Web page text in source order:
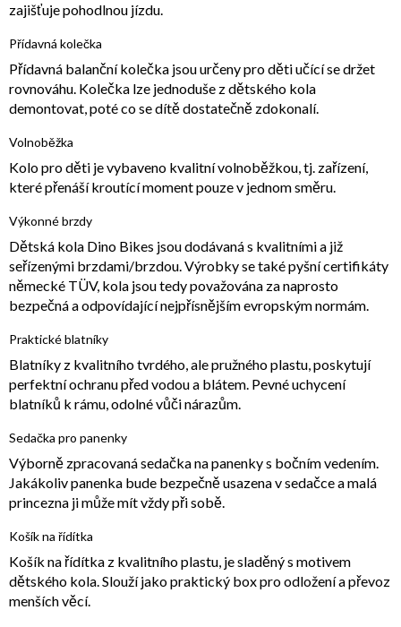
zajišťuje pohodlnou jízdu.
Přídavná kolečka
Přídavná balanční kolečka jsou určeny pro děti učící se držet
rovnováhu. Kolečka lze jednoduše z dětského kola
demontovat, poté co se dítě dostatečně zdokonalí.
Volnoběžka
Kolo pro děti je vybaveno kvalitní volnoběžkou, tj. zařízení,
které přenáší kroutící moment pouze v jednom směru.
Výkonné brzdy
Dětská kola Dino Bikes jsou dodávaná s kvalitními a již
seřízenými brzdami/brzdou. Výrobky se také pyšní certifikáty
německé TÜV, kola jsou tedy považována za naprosto
bezpečná a odpovídající nejpřísnějším evropským normám.
Praktické blatníky
Blatníky z kvalitního tvrdého, ale pružného plastu, poskytují
perfektní ochranu před vodou a blátem. Pevné uchycení
blatníků k rámu, odolné vůči nárazům.
Sedačka pro panenky
Výborně zpracovaná sedačka na panenky s bočním vedením.
Jakákoliv panenka bude bezpečně usazena v sedačce a malá
princezna ji může mít vždy při sobě.
Košík na řídítka
Košík na řídítka z kvalitního plastu, je sladěný s motivem
dětského kola. Slouží jako praktický box pro odložení a převoz
menších věcí.